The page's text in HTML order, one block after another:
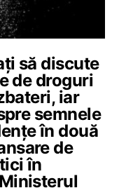
să discute
de droguri
iar
semnele
în două
de
în